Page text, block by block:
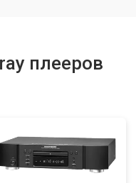
плееров